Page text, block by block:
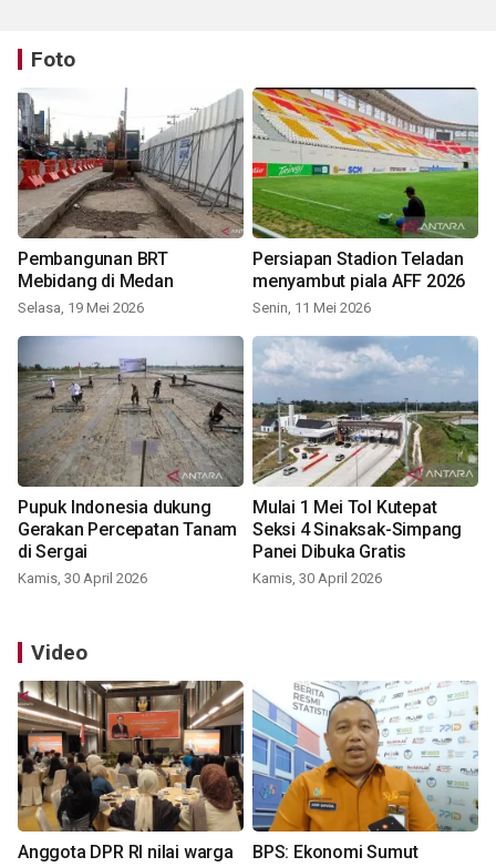
Foto
Pembangunan BRT
Mebidang di Medan
Selasa, 19 Mei 2026
Persiapan Stadion Teladan
menyambut piala AFF 2026
Senin, 11 Mei 2026
Pupuk Indonesia dukung
Gerakan Percepatan Tanam
di Sergai
Kamis, 30 April 2026
Mulai 1 Mei Tol Kutepat
Seksi 4 Sinaksak-Simpang
Panei Dibuka Gratis
Kamis, 30 April 2026
Video
Anggota DPR RI nilai warga
BPS: Ekonomi Sumut